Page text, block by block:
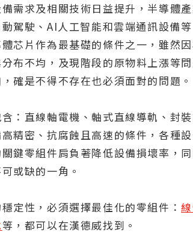
需求及相關技術日益提升，半導體
駕駛、AI人工智能和雲端通訊設備
芯片作為最基礎的條件之一，雖然
布不均，及現階段的原物料上漲等
確是不得不存在也必須面對的問題。
：直線軸電機、軸式直線導軌、封
精密、抗腐蝕且高速的條件，各種
鍵零組件肩負著降低設備損壞率，
或缺的一角。
定性，必須選擇最佳化的零組件：
等，都可以在漢德威找到。